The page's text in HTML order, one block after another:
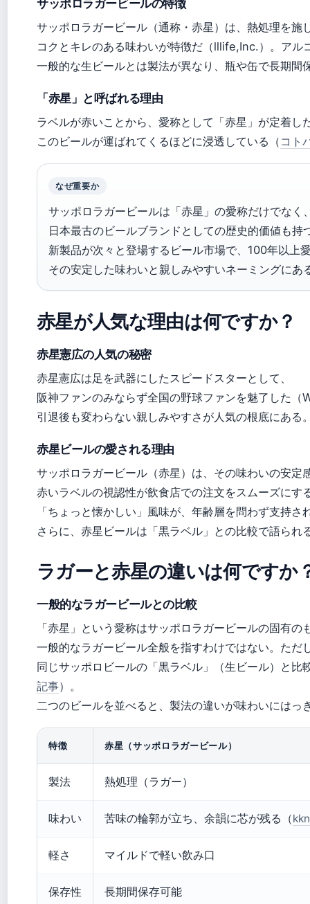
サッポロラガービールの特徴
サッポロラガービール（通称・赤星）は、熱処理を施
コクとキレのある味わいが特徴だ（lllife,Inc.）。アル
一般的な生ビールとは製法が異なり、瓶や缶で長期間
「赤星」と呼ばれる理由
ラベルが赤いことから、愛称として「赤星」が定着
このビールが運ばれてくるほどに浸透している（ コト
なぜ重要か
サッポロラガービールは「赤星」の愛称だけでなく
日本最古のビールブランドとしての歴史的価値も持
新製品が次々と登場するビール市場で、100年以上
その安定した味わいと親しみやすいネーミングにあ
赤星が人気な理由は何ですか？
赤星憲広の人気の秘密
赤星憲広は足を武器にしたスピードスターとして、
阪神ファンのみならず全国の野球ファンを魅了した
引退後も変わらない親しみやすさが人気の根底にある
赤星ビールの愛される理由
サッポロラガービール（赤星）は、その味わいの安定
赤いラベルの視認性が飲食店での注文をスムーズにす
「ちょっと懐かしい」風味が、年齢層を問わず支持
さらに、赤星ビールは「黒ラベル」との比較で語ら
ラガーと赤星の違いは何ですか
一般的なラガービールとの比較
「赤星」という愛称はサッポロラガービールの固有の
一般的なラガービール全般を指すわけではない。ただ
同じサッポロビールの「黒ラベル」（生ビール）と比
記事）。
二つのビールを並べると、製法の違いが味わいにはっ
特徴 赤星（サッポロラガービール）
製法 熱処理（ラガー）
味わい 苦味の輪郭が立ち、余韻に芯が残る（
軽さ マイルドで軽い飲み口
保存性 長期間保存可能